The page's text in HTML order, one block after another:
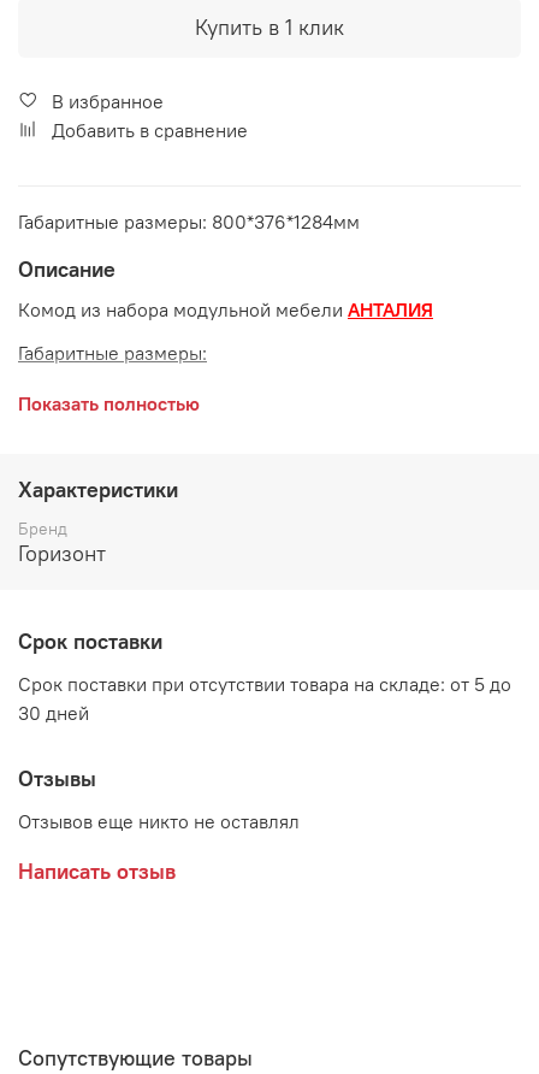
Купить в 1 клик
В избранное
Добавить в сравнение
Габаритные размеры: 800*376*1284мм
Описание
Комод из набора модульной мебели АНТАЛИЯ
Габаритные размеры:
длина 800 мм
высота 1284 мм
Возможные расцветки:
Дуб Сонома/Графит Софт Дуб Сонома/Белый
Показать полностью
Характеристики
Бренд
Горизонт
Срок поставки
Срок поставки при отсутствии товара на складе: от 5 до
30 дней
Отзывы
Отзывов еще никто не оставлял
Написать отзыв
Сопутствующие товары